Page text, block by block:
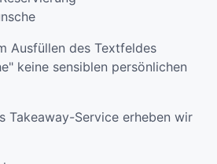
Ausfüllen des Textfeldes
keine sensiblen persönlichen
Takeaway-Service erheben wir